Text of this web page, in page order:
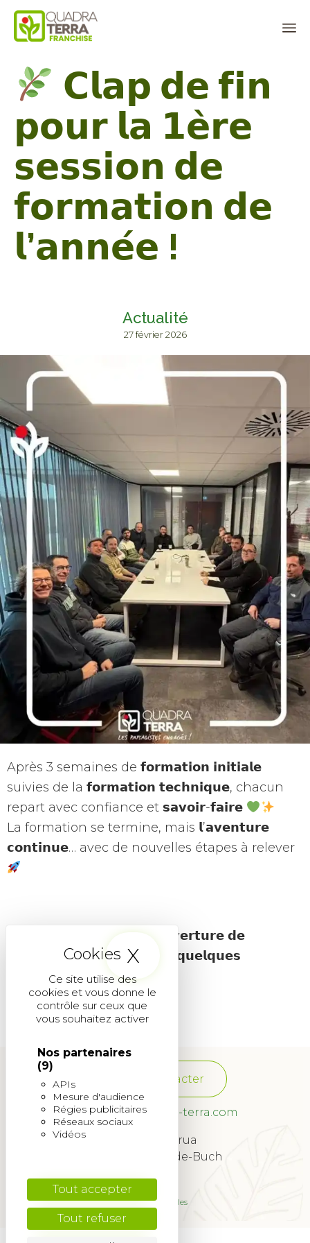
Panneau de gestion des cookies
Ce site utilise des
cookies et vous donne le
contrôle sur ceux que
vous souhaitez activer
Nos partenaires
(9)
APIs
Mesure d'audience
Régies publicitaires
Réseaux sociaux
Vidéos
Tout accepter
Tout refuser
X Masquer le
𝗖𝗹𝗮𝗽 𝗱𝗲 𝗳𝗶𝗻
𝗽𝗼𝘂𝗿 𝗹𝗮 𝟭𝗲̀𝗿𝗲
𝘀𝗲𝘀𝘀𝗶𝗼𝗻 𝗱𝗲
𝗳𝗼𝗿𝗺𝗮𝘁𝗶𝗼𝗻 𝗱𝗲
𝗹’𝗮𝗻𝗻𝗲́𝗲 !
Actualité
27 février 2026
Après 3 semaines de 𝗳𝗼𝗿𝗺𝗮𝘁𝗶𝗼𝗻 𝗶𝗻𝗶𝘁𝗶𝗮𝗹𝗲
suivies de la 𝗳𝗼𝗿𝗺𝗮𝘁𝗶𝗼𝗻 𝘁𝗲𝗰𝗵𝗻𝗶𝗾𝘂𝗲, chacun
repart avec confiance et 𝘀𝗮𝘃𝗼𝗶𝗿-𝗳𝗮𝗶𝗿𝗲
La formation se termine, mais 𝗹’𝗮𝘃𝗲𝗻𝘁𝘂𝗿𝗲
𝗰𝗼𝗻𝘁𝗶𝗻𝘂𝗲… avec de nouvelles étapes à relever
Prochain chapitre : 𝗹’𝗼𝘂𝘃𝗲𝗿𝘁𝘂𝗿𝗲 𝗱𝗲
𝗻𝗼𝘂𝘃𝗲𝗹𝗹𝗲𝘀 𝗮𝗴𝗲𝗻𝗰𝗲𝘀 𝗱𝗮𝗻𝘀 𝗾𝘂𝗲𝗹𝗾𝘂𝗲𝘀
𝘀𝗲𝗺𝗮𝗶𝗻𝗲𝘀 !
Nous contacter
franchise@quadra-terra.com
34 Rue Lagrua
33260 La Teste-de-Buch
Mentions légales